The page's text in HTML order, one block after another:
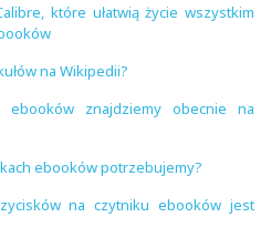
które ułatwią życie wszystkim
na Wikipedii?
ebooków znajdziemy obecnie na
ebooków potrzebujemy?
na czytniku ebooków jest